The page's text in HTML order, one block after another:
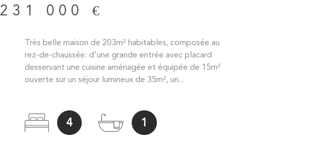
231 000 €
Très belle maison de 203m² habitables, composée au
rez-de-chaussée: d'une grande entrée avec placard
desservant une cuisine aménagée et équipée de 15m²
ouverte sur un séjour lumineux de 35m², un...
4 1